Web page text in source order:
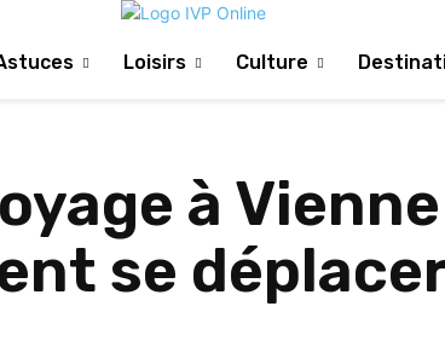
Loisirs Culture
à
se